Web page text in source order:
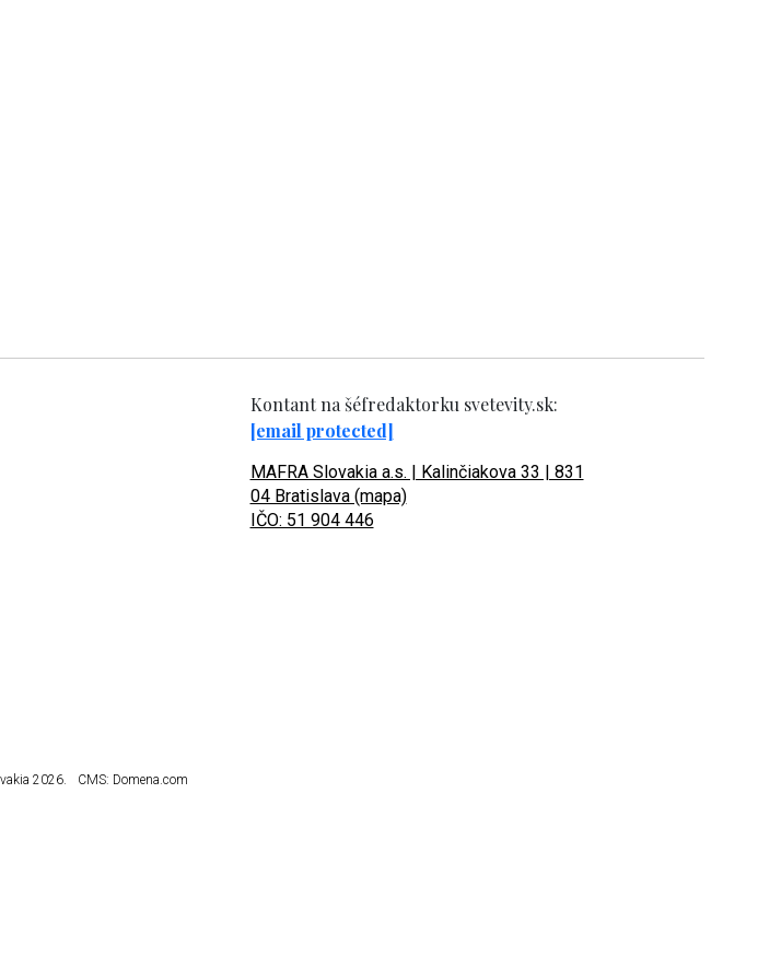
Kontant na šéfredaktorku svetevity.sk:
[email protected]
MAFRA Slovakia a.s. | Kalinčiakova 33 | 831
04 Bratislava (mapa)
IČO: 51 904 446
2026. CMS: Domena.com